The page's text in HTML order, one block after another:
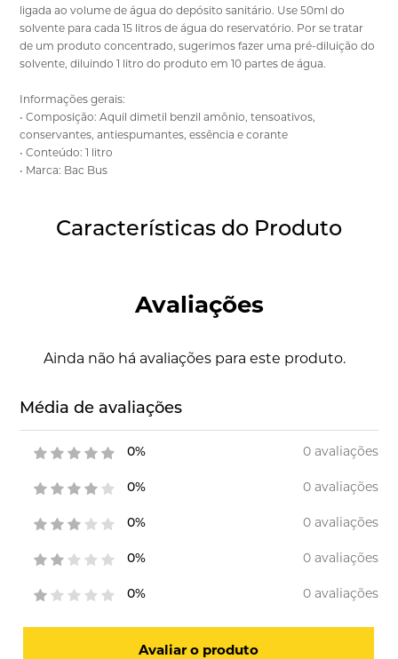
ligada ao volume de água do depósito sanitário. Use 50ml do
solvente para cada 15 litros de água do reservatório. Por se tratar
de um produto concentrado, sugerimos fazer uma pré-diluição do
solvente, diluindo 1 litro do produto em 10 partes de água.
Informações gerais:
• Composição: Aquil dimetil benzil amônio, tensoativos,
conservantes, antiespumantes, essência e corante
• Conteúdo: 1 litro
• Marca: Bac Bus
Características do Produto
Avaliações
Ainda não há avaliações para este produto.
Média de avaliações
0% 0 avaliações
0% 0 avaliações
0% 0 avaliações
0% 0 avaliações
0% 0 avaliações
Avaliar o produto